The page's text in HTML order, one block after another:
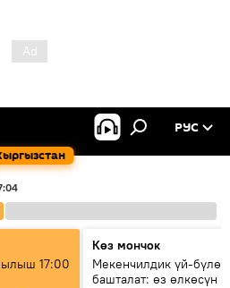
РУС
17:00
Көз мончок
Мекенчилдик үй-
башталат: өз өлкөсүн